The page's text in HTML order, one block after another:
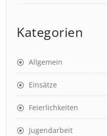
Kategorien
Allgemein
Einsätze
Feierlichkeiten
Jugendarbeit